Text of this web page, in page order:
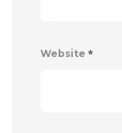
Website *